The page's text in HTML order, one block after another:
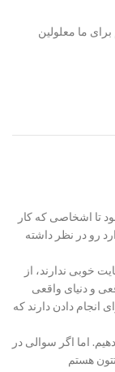
ما معلولین
تا اشخاصی که کار
رو در نظر داشته
خوبی ندارند، از
و دنیای واقعی
انجام دادن دارند که
اما اگر سوالی در
هستم